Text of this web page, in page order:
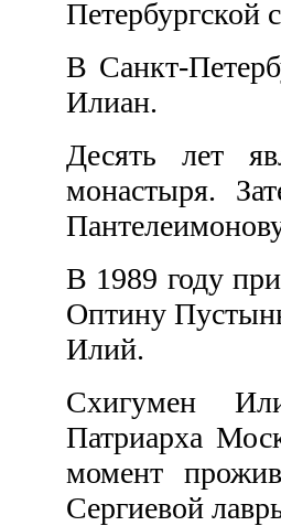
Петербургской
В Санкт-
Илиан.
Десять лет
монастыря.
В 1989 году
Оптину
Илий.
Схигумен
Патриарха
момент
Сергиевой